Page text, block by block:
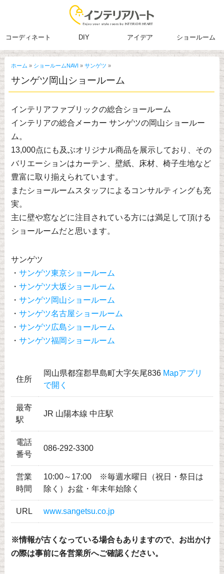
コーディネート DIY アイデア ショールーム
ホーム » ショールームNAVI » サンゲツ »
サンゲツ岡山ショールーム
インテリアファブリックの総合ショールーム
インテリアの総合メーカー サンゲツの岡山ショールー
ム。
13,000点にも及ぶオリジナル商品を展示しており、その
バリエーションはカーテン、壁紙、床材、椅子生地など
豊富に取り揃えられています。
またショールームスタッフによるコンサルティングも充
実。
主に壁や窓などに注目されている方には満足して頂ける
ショールームだと思います。
サンゲツ
・ サンゲツ東京ショールーム
・ サンゲツ大坂ショールーム
・ サンゲツ岡山ショールーム
・ サンゲツ名古屋ショールーム
・ サンゲツ広島ショールーム
・ サンゲツ福岡ショールーム
住所
岡山県都窪郡早島町大字矢尾836 Mapアプリ
で開く
最寄
駅
JR 山陽本線 中庄駅
電話
番号
086-292-3300
営業
時間
10:00～17:00 ※毎週水曜日（祝日・祭日は
除く）お盆・年末年始除く
URL www.sangetsu.co.jp
※情報が古くなっている場合もありますので、お出かけ
の際は事前に各営業所へご確認ください。